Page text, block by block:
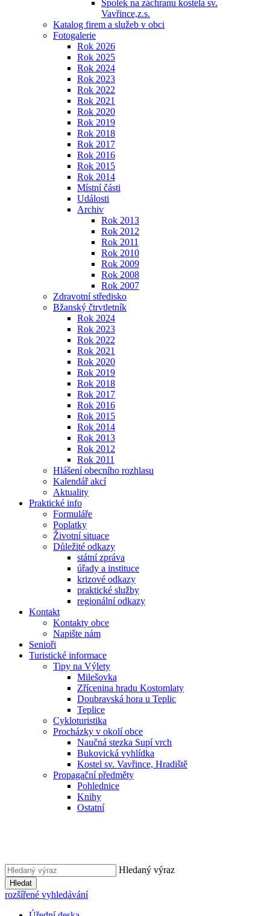
Spolek na záchranu kostela sv.
Vavřince,z.s.
Katalog firem a služeb v obci
Fotogalerie
Rok 2026
Rok 2025
Rok 2024
Rok 2023
Rok 2022
Rok 2021
Rok 2020
Rok 2019
Rok 2018
Rok 2017
Rok 2016
Rok 2015
Rok 2014
Místní části
Události
Archiv
Rok 2013
Rok 2012
Rok 2011
Rok 2010
Rok 2009
Rok 2008
Rok 2007
Zdravotní středisko
Bžanský čtrvtletník
Rok 2024
Rok 2023
Rok 2022
Rok 2021
Rok 2020
Rok 2019
Rok 2018
Rok 2017
Rok 2016
Rok 2015
Rok 2014
Rok 2013
Rok 2012
Rok 2011
Hlášení obecního rozhlasu
Kalendář akcí
Aktuality
Praktické info
Formuláře
Poplatky
Životní situace
Důležité odkazy
státní zpráva
úřady a instituce
krizové odkazy
praktické služby
regionální odkazy
Kontakt
Kontakty obce
Napište nám
Senioři
Turistické informace
Tipy na Výlety
Milešovka
Zřícenina hradu Kostomlaty
Doubravská hora u Teplic
Teplice
Cykloturistika
Procházky v okolí obce
Naučná stezka Supí vrch
Bukovická vyhlídka
Kostel sv. Vavřince, Hradiště
Propagační předměty
Pohlednice
Knihy
Ostatní
Hledaný výraz
Hledat
rozšířené vyhledávání